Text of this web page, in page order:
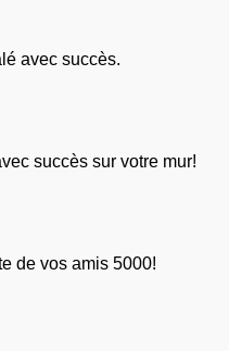
avec succès.
succès sur votre mur!
de vos amis 5000!